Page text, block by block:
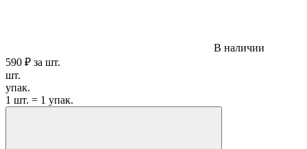
В наличии
590 ₽ за шт.
шт.
упак.
1 шт. = 1 упак.